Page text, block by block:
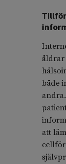
åldrar
både
att